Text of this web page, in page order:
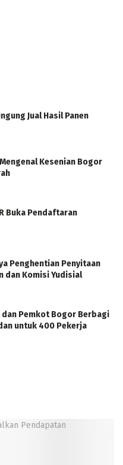
Jual Hasil Panen
Kesenian Bogor
Buka Pendaftaran
Penghentian Penyitaan
dan Komisi Yudisial
dan Pemkot Bogor Berbagi
untuk 400 Pekerja